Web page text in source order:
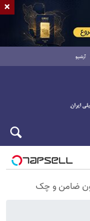
آرشیو
×